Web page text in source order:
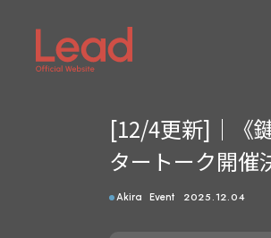
[12/4更新]｜《
タートーク開催
Akira Event 2025.12.04